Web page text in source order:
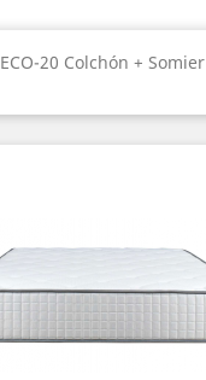
ECO-20 Colchón + Somier